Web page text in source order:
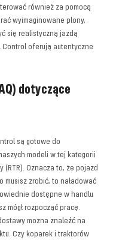
również za pomocą
wyimaginowane plony,
się realistyczną jazdą
Control oferują autentyczne
dotyczące
są gotowe do
modeli w tej kategorii
Oznacza to, że pojazd
musisz zrobić, to naładować
dostępne w handlu
mógł rozpocząć pracę.
można znaleźć na
Czy koparek i traktorów